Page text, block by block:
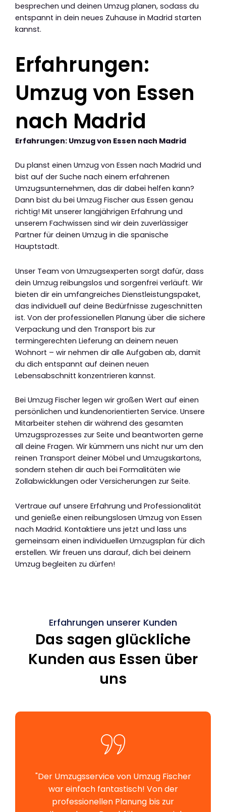
besprechen und deinen Umzug planen, sodass du
entspannt in dein neues Zuhause in Madrid starten
kannst.
Erfahrungen:
Umzug von Essen
nach Madrid
Erfahrungen: Umzug von Essen nach Madrid
Du planst einen Umzug von Essen nach Madrid und
bist auf der Suche nach einem erfahrenen
Umzugsunternehmen, das dir dabei helfen kann?
Dann bist du bei Umzug Fischer aus Essen genau
richtig! Mit unserer langjährigen Erfahrung und
unserem Fachwissen sind wir dein zuverlässiger
Partner für deinen Umzug in die spanische
Hauptstadt.
Unser Team von Umzugsexperten sorgt dafür, dass
dein Umzug reibungslos und sorgenfrei verläuft. Wir
bieten dir ein umfangreiches Dienstleistungspaket,
das individuell auf deine Bedürfnisse zugeschnitten
ist. Von der professionellen Planung über die sichere
Verpackung und den Transport bis zur
termingerechten Lieferung an deinem neuen
Wohnort – wir nehmen dir alle Aufgaben ab, damit
du dich entspannt auf deinen neuen
Lebensabschnitt konzentrieren kannst.
Bei Umzug Fischer legen wir großen Wert auf einen
persönlichen und kundenorientierten Service. Unsere
Mitarbeiter stehen dir während des gesamten
Umzugsprozesses zur Seite und beantworten gerne
all deine Fragen. Wir kümmern uns nicht nur um den
reinen Transport deiner Möbel und Umzugskartons,
sondern stehen dir auch bei Formalitäten wie
Zollabwicklungen oder Versicherungen zur Seite.
Vertraue auf unsere Erfahrung und Professionalität
und genieße einen reibungslosen Umzug von Essen
nach Madrid. Kontaktiere uns jetzt und lass uns
gemeinsam einen individuellen Umzugsplan für dich
erstellen. Wir freuen uns darauf, dich bei deinem
Umzug begleiten zu dürfen!
Erfahrungen unserer Kunden
Das sagen glückliche
Kunden aus Essen über
uns
"Der Umzugsservice von Umzug Fischer
war einfach fantastisch! Von der
professionellen Planung bis zur